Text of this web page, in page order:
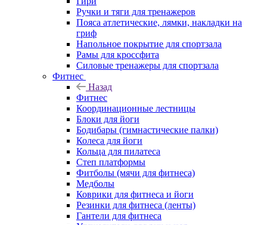
Ручки и тяги для тренажеров
Пояса атлетические, лямки, накладки на
гриф
Напольное покрытие для спортзала
Рамы для кроссфита
Силовые тренажеры для спортзала
Фитнес
Назад
Фитнес
Координационные лестницы
Блоки для йоги
Бодибары (гимнастические палки)
Колеса для йоги
Кольца для пилатеса
Степ платформы
Фитболы (мячи для фитнеса)
Медболы
Коврики для фитнеса и йоги
Резинки для фитнеса (ленты)
Гантели для фитнеса